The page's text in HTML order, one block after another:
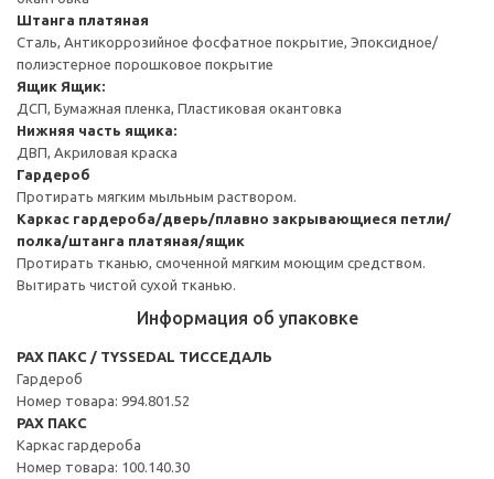
Штанга платяная
Сталь, Антикоррозийное фосфатное покрытие, Эпоксидное/
полиэстерное порошковое покрытие
Ящик Ящик:
ДСП, Бумажная пленка, Пластиковая окантовка
Нижняя часть ящика:
ДВП, Акриловая краска
Гардероб
Протирать мягким мыльным раствором.
Каркас гардероба/дверь/плавно закрывающиеся петли/
полка/штанга платяная/ящик
Протирать тканью, смоченной мягким моющим средством.
Вытирать чистой сухой тканью.
Информация об упаковке
PAX ПАКС / TYSSEDAL ТИССЕДАЛЬ
Гардероб
Номер товара: 994.801.52
PAX ПАКС
Каркас гардероба
Номер товара: 100.140.30